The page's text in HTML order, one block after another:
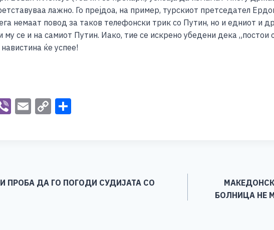
лажно. Го прејдоа, на пример, турскиот претседател
немаат повод за таков телефонски трик со Путин, но и едниот и
му се и на самиот Путин. Иако, тие се искрено убедени дека
ќе успее!
Vi E C
n
ПРОБА ДА ГО ПОГОДИ СУДИЈАТА СО
БОЛНИЦА НЕ